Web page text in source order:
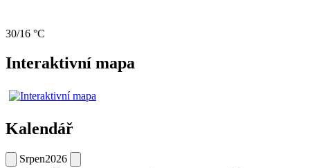
30/16 °C
Interaktivní mapa
Kalendář
Srpen2026